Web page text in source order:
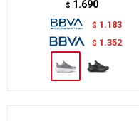
$ 1.690
$ 1.183
$ 1.352